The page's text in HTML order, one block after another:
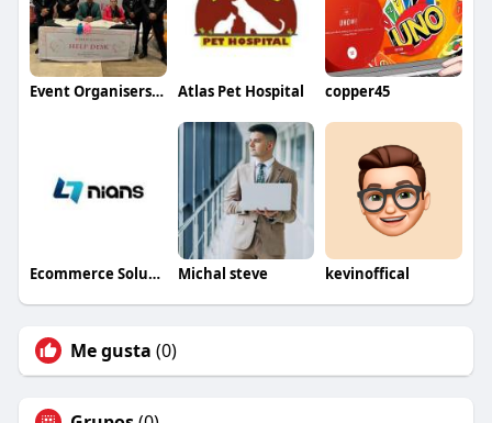
Event Organisers in Lucknow Wedding Specialists Atlas Pet Hospital copper45
Ecommerce Solutions Michal steve kevinoffical
Me gusta (0)